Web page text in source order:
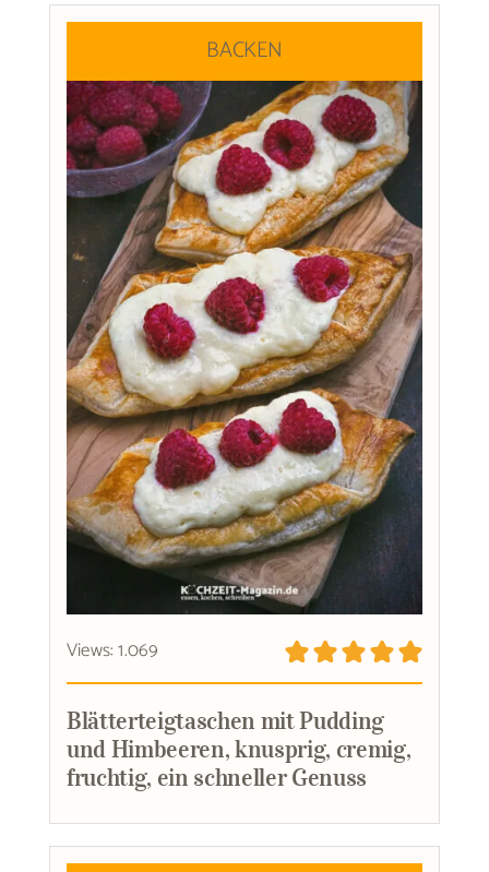
BACKEN
Views: 1.069
Blätterteigtaschen mit Pudding
und Himbeeren, knusprig, cremig,
fruchtig, ein schneller Genuss